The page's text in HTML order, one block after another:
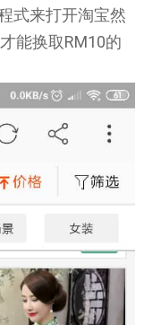
式来打开淘宝然
能换取RM10的